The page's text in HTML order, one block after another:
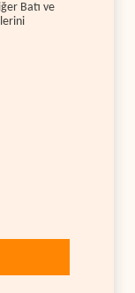
Batı ve